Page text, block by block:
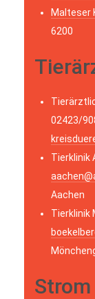
Malteser
6200
02423/
Tierklinik
Aachen
Tierklinik